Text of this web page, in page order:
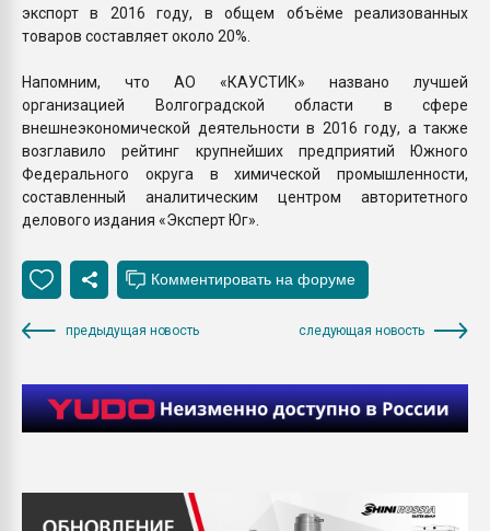
экспорт в 2016 году, в общем объёме реализованных
товаров составляет около 20%.
Напомним, что АО «КАУСТИК» названо лучшей
организацией Волгоградской области в сфере
внешнеэкономической деятельности в 2016 году, а также
возглавило рейтинг крупнейших предприятий Южного
Федерального округа в химической промышленности,
составленный аналитическим центром авторитетного
делового издания «Эксперт Юг».
предыдущая новость следующая новость